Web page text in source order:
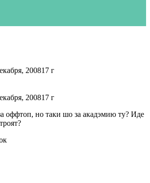
200817 г
200817 г
оффтоп, но таки шо за акадэмию ту? Иде